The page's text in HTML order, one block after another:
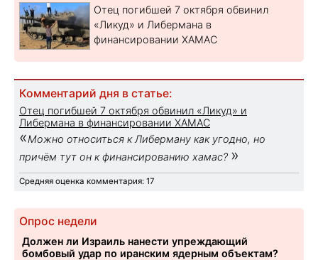
Отец погибшей 7 октября обвинил
«Ликуд» и Либермана в
финансировании ХАМАС
Комментарий дня в статье:
Отец погибшей 7 октября обвинил «Ликуд» и
Либермана в финансировании ХАМАС
«Можно относиться к Либерману как угодно, но
причём тут он к финансированию хамас? »
Средняя оценка комментария: 17
Опрос недели
Должен ли Израиль нанести упреждающий
бомбовый удар по иранским ядерным объектам?